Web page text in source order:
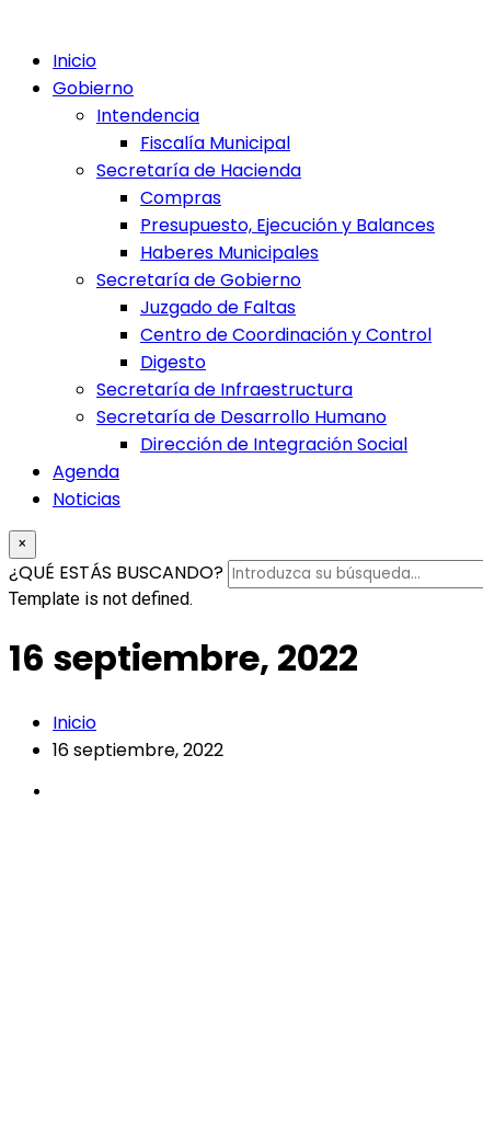
Inicio
Gobierno
Intendencia
Fiscalía Municipal
Secretaría de Hacienda
Compras
Presupuesto, Ejecución y Balances
Haberes Municipales
Secretaría de Gobierno
Juzgado de Faltas
Centro de Coordinación y Control
Digesto
Secretaría de Infraestructura
Secretaría de Desarrollo Humano
Dirección de Integración Social
Agenda
Noticias
×
¿QUÉ ESTÁS BUSCANDO?
Template is not defined.
16 septiembre, 2022
Inicio
16 septiembre, 2022